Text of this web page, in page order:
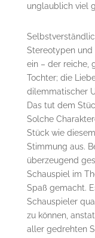
unglaublich viel
Stereotypen und
ein – der reiche,
Tochter; die
dilemmatischer
Das tut dem
Solche
Stück wie
Stimmung aus.
überzeugend
Schauspiel im
Spaß gemacht.
Schauspieler
zu können,
aller gedrehten